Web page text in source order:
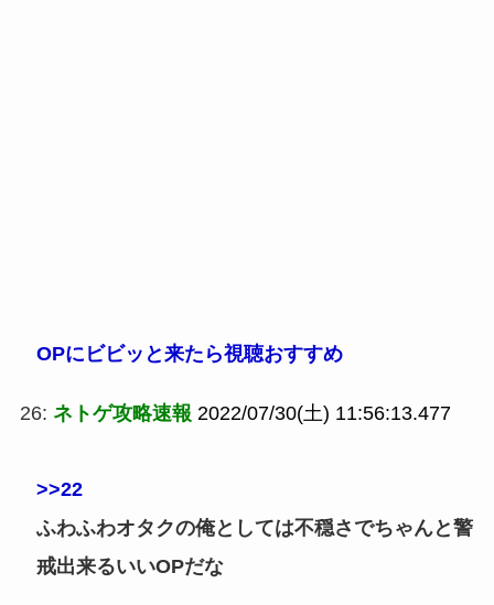
OPにビビッと来たら視聴おすすめ
26: ネトゲ攻略速報 2022/07/30(土) 11:56:13.477
>>22
ふわふわオタクの俺としては不穏さでちゃんと警
戒出来るいいOPだな